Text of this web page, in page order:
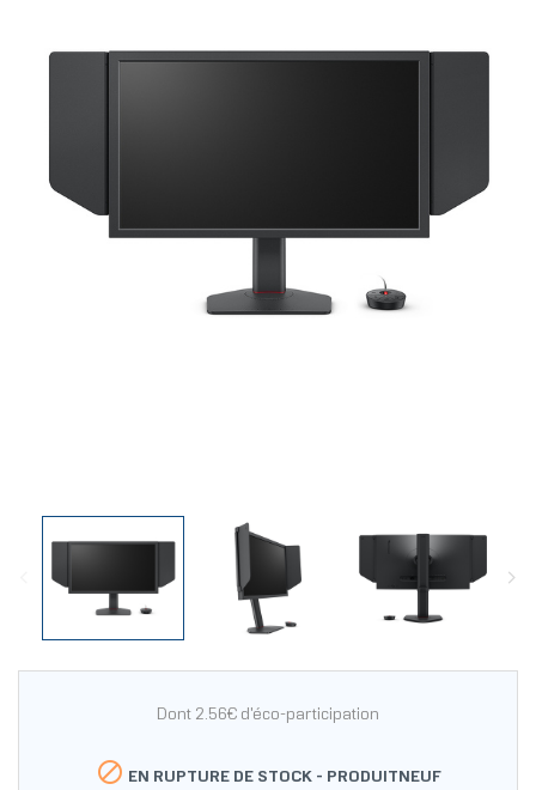
Dont 2.56€ d'éco-participation
 EN RUPTURE DE STOCK - PRODUITNEUF